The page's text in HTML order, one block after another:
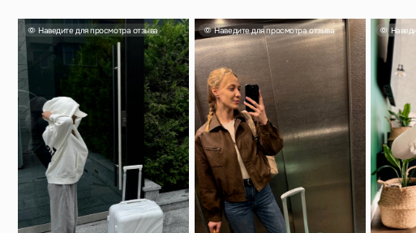
Выглядит
приятная и
Чемодан отличный, перелёт на
Камчатку и обратно перенес
идеально.
очень вместительный и главное
легкий. Если выбрали, не
сомневайтесь!
Напишите отзыв о нас в соц. сетях и получите скидку 500 руб на
Скидка 500 ₽ за отзыв
Подробнее